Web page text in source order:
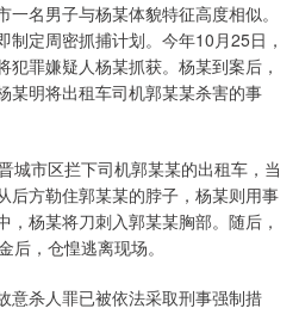
名男子与杨某体貌特征高度相似。
制定周密抓捕计划。今年10月25日，
罪嫌疑人杨某抓获。杨某到案后，
某明将出租车司机郭某某杀害的事
城市区拦下司机郭某某的出租车，当
后方勒住郭某某的脖子，杨某则用事
杨某将刀刺入郭某某胸部。随后，
后，仓惶逃离现场。
意杀人罪已被依法采取刑事强制措